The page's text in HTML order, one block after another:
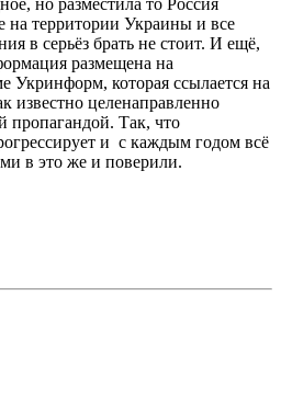
но разместила то Россия
на территории Украины и все
в серьёз брать не стоит. И ещё,
размещена на
Укринформ, которая ссылается на
известно целенаправленно
пропагандой. Так, что
и с каждым годом всё
в это же и поверили.